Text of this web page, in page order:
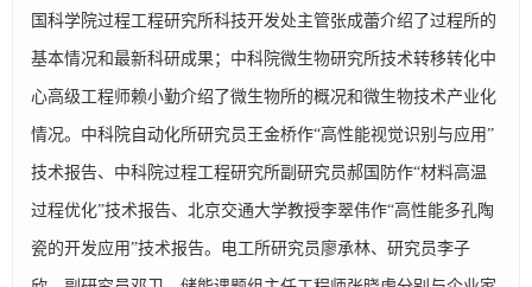
国科学院过程工程研究所科技开发处主管张成蕾介绍了过程所的
基本情况和最新科研成果；中科院微生物研究所技术转移转化中
心高级工程师赖小勤介绍了微生物所的概况和微生物技术产业化
情况。中科院自动化所研究员王金桥作“高性能视觉识别与应用”
技术报告、中科院过程工程研究所副研究员郝国防作“材料高温
过程优化”技术报告、北京交通大学教授李翠伟作“高性能多孔陶
瓷的开发应用”技术报告。电工所研究员廖承林、研究员李子